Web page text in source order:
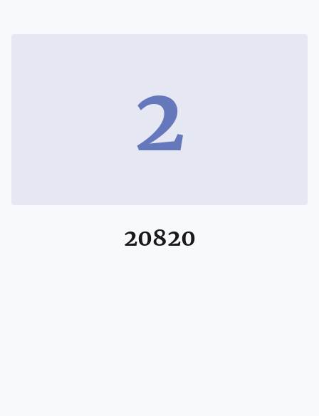
2
20820